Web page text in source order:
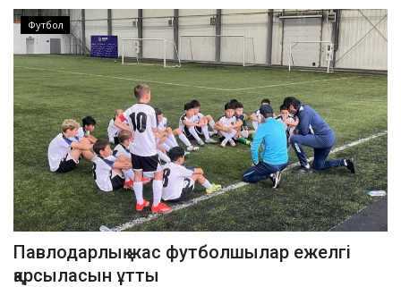
Құрылтай
Тілді тандаңыз
Қазақша Русский
Футбол
Павлодарлық жас футболшылар ежелгі
қарсыласын ұтты